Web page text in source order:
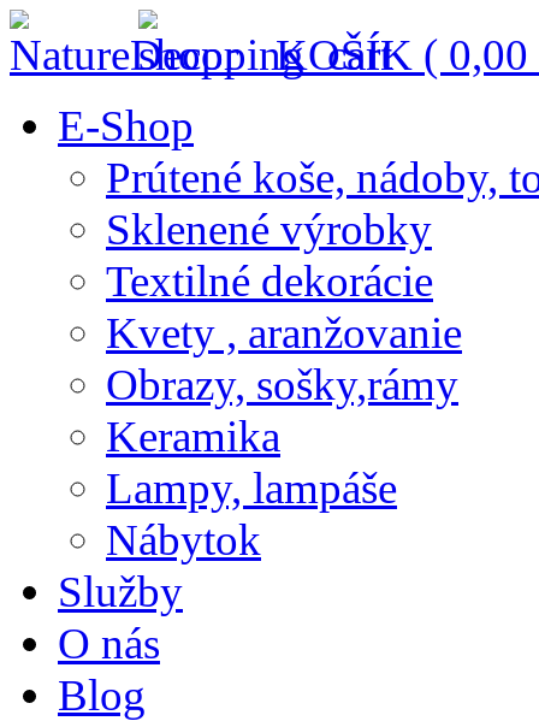
KOŠÍK ( 0,00
E-Shop
Prútené koše, nádoby,
Sklenené výrobky
Textilné dekorácie
Kvety , aranžovanie
Obrazy, sošky,rámy
Keramika
Lampy, lampáše
Nábytok
Služby
O nás
Blog